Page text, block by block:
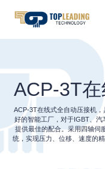
ACP-3T
ACP-3T在线式全自动压接机
好的智能工厂，对于IGBT、汽
提供最佳的配合。采用四轴伺
统，实现压力、位移、速度的